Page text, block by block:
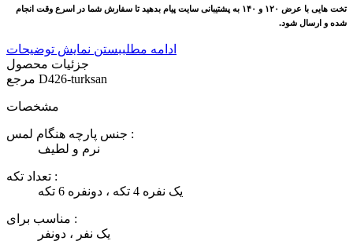
تخت هایی با عرض ۱۲۰ و ۱۴۰ به پشتیبانی سایت پیام بدهید تا سفارش شما در اسرع وقت انجام
شده و ارسال شود.
ادامه مطلببستن نمایش توضیحات
جزئیات محصول
D426-turksan
مشخصات
جنس پارچه هنگام لمس :
نرم و لطیف
تعداد تکه :
یک نفره 4 تکه ، دونفره 6 تکه
مناسب برای :
یک نفر ، دونفر